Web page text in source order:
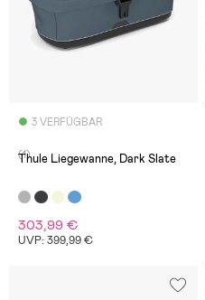
3 VERFÜGBAR
(1)
Thule Liegewanne, Dark Slate
303,99 €
UVP: 399,99 €